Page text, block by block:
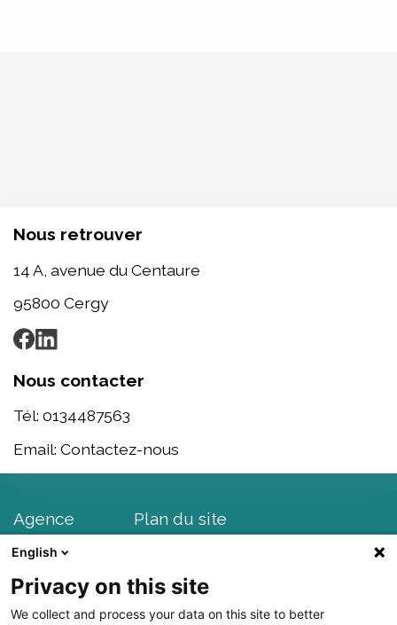
Agence
Projets
Produits
Plan du site
Lexique d'internet
Nous contacter
Tél: 0134487563
Email: Contactez-nous
Nous retrouver
14 A, avenue du Centaure
95800 Cergy
English
Privacy on this site
We collect and process your data on this site to better